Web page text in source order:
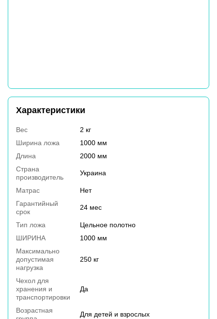
Характеристики
Вес
2 кг
Ширина ложа
1000 мм
Длина
2000 мм
Страна
производитель
Украина
Матрас
Нет
Гарантийный
срок
24 мес
Тип ложа
Цельное полотно
ШИРИНА
1000 мм
Максимально
допустимая
нагрузка
250 кг
Чехол для
хранения и
транспортировки
Да
Возрастная
Для детей и взрослых